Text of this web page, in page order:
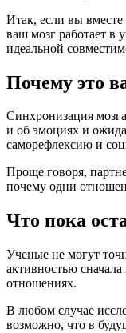
Итак, если вы
ваш мозг работает в
идеальной
Почему это
Синхронизация
и об эмоциях и
саморефлексию и
Проще говоря,
почему одни
Что пока
Ученые не могут
активностью
отношениях.
В любом случае
возможно, что в